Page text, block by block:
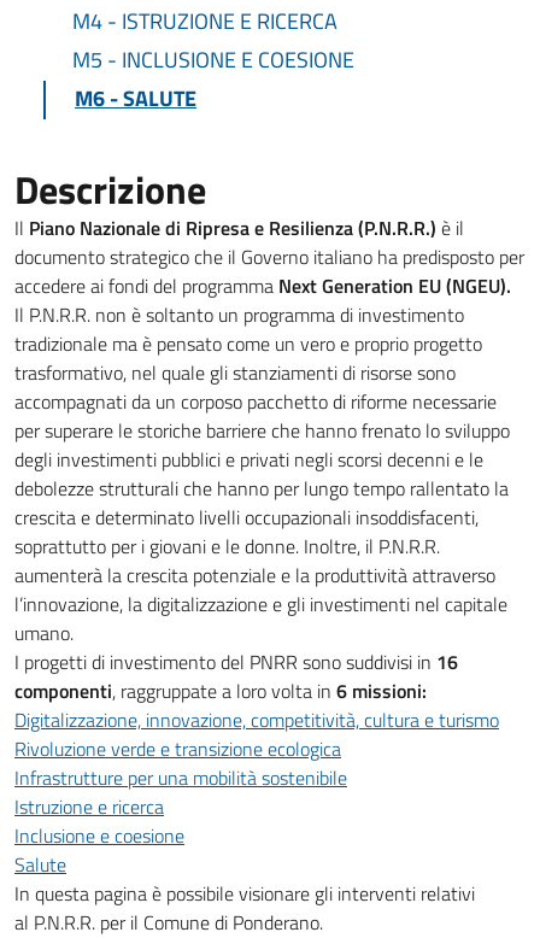
M4 - ISTRUZIONE E RICERCA
M5 - INCLUSIONE E COESIONE
M6 - SALUTE
Descrizione
Il Piano Nazionale di Ripresa e Resilienza (P.N.R.R.) è il
documento strategico che il Governo italiano ha predisposto per
accedere ai fondi del programma Next Generation EU (NGEU).
Il P.N.R.R. non è soltanto un programma di investimento
tradizionale ma è pensato come un vero e proprio progetto
trasformativo, nel quale gli stanziamenti di risorse sono
accompagnati da un corposo pacchetto di riforme necessarie
per superare le storiche barriere che hanno frenato lo sviluppo
degli investimenti pubblici e privati negli scorsi decenni e le
debolezze strutturali che hanno per lungo tempo rallentato la
crescita e determinato livelli occupazionali insoddisfacenti,
soprattutto per i giovani e le donne. Inoltre, il P.N.R.R.
aumenterà la crescita potenziale e la produttività attraverso
l’innovazione, la digitalizzazione e gli investimenti nel capitale
umano.
I progetti di investimento del PNRR sono suddivisi in 16
componenti, raggruppate a loro volta in 6 missioni:
Digitalizzazione, innovazione, competitività, cultura e turismo
Rivoluzione verde e transizione ecologica
Infrastrutture per una mobilità sostenibile
Istruzione e ricerca
Inclusione e coesione
Salute
In questa pagina è possibile visionare gli interventi relativi
al P.N.R.R. per il Comune di Ponderano.